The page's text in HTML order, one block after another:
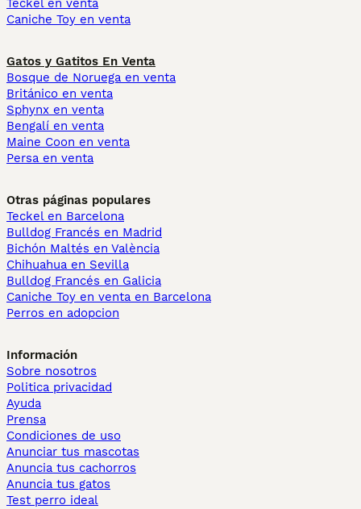
Teckel en venta
Caniche Toy en venta
Gatos y Gatitos En Venta
Bosque de Noruega en venta
Británico en venta
Sphynx en venta
Bengalí en venta
Maine Coon en venta
Persa en venta
Otras páginas populares
Teckel en Barcelona
Bulldog Francés en Madrid
Bichón Maltés en València
Chihuahua en Sevilla
Bulldog Francés en Galicia
Caniche Toy en venta en Barcelona
Perros en adopcion
Información
Sobre nosotros
Politica privacidad
Ayuda
Prensa
Condiciones de uso
Anunciar tus mascotas
Anuncia tus cachorros
Anuncia tus gatos
Test perro ideal